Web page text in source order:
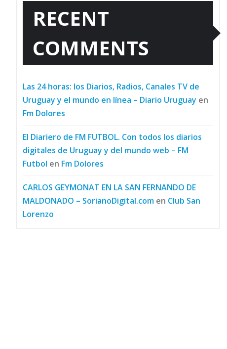
RECENT
COMMENTS
Las 24 horas: los Diarios, Radios, Canales TV de
Uruguay y el mundo en línea – Diario Uruguay en
Fm Dolores
El Diariero de FM FUTBOL. Con todos los diarios
digitales de Uruguay y del mundo web – FM
Futbol en Fm Dolores
CARLOS GEYMONAT EN LA SAN FERNANDO DE
MALDONADO – SorianoDigital.com en Club San
Lorenzo